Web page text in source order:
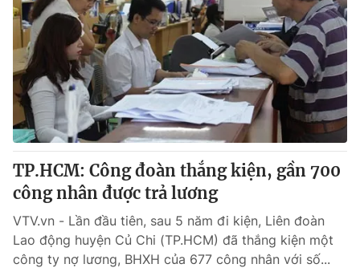
® Cấm sao chép dưới mọi hình thức nếu không có sự chấp
thuận bằng văn bản. Ghi rõ nguồn VTV.vn khi phát hành lại
thông tin từ website này.
TP.HCM: Công đoàn thắng kiện, gần 700
công nhân được trả lương
VTV.vn - Lần đầu tiên, sau 5 năm đi kiện, Liên đoàn
Lao động huyện Củ Chi (TP.HCM) đã thắng kiện một
công ty nợ lương, BHXH của 677 công nhân với số...